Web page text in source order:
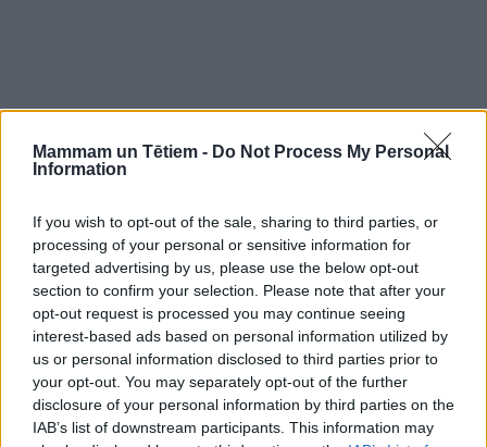
Mammam un Tētiem - Do Not Process My Personal
Information
If you wish to opt-out of the sale, sharing to third parties, or
processing of your personal or sensitive information for
targeted advertising by us, please use the below opt-out
section to confirm your selection. Please note that after your
opt-out request is processed you may continue seeing
interest-based ads based on personal information utilized by
us or personal information disclosed to third parties prior to
your opt-out. You may separately opt-out of the further
disclosure of your personal information by third parties on the
IAB’s list of downstream participants. This information may